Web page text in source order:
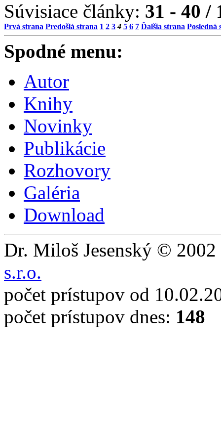
Súvisiace články: 31 - 40 /
Prvá strana Predošlá strana 1 2 3 4 5 6 7 Ďalšia strana Posledná
Spodné menu:
Autor
Knihy
Novinky
Publikácie
Rozhovory
Galéria
Download
Dr. Miloš Jesenský ©
s.r.o.
počet prístupov od
počet prístupov dnes: 148